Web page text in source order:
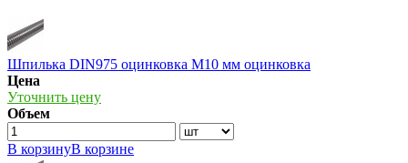
Шпилька DIN975 оцинковка М10 мм оцинковка
Цена
Уточнить цену
Объем
В корзинуВ корзине